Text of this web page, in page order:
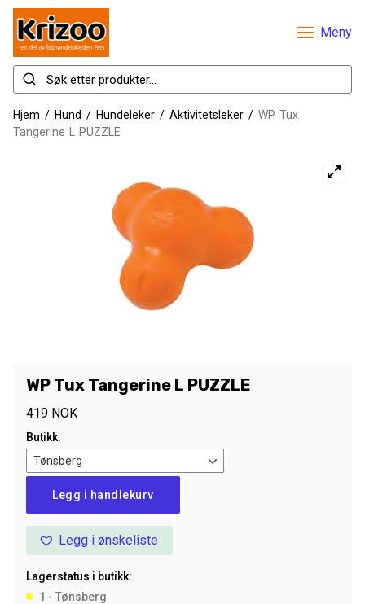
Meny
Hjem / Hund / Hundeleker / Aktivitetsleker / WP Tux
Tangerine L PUZZLE
WP Tux Tangerine L PUZZLE
419 NOK
Butikk:
Tangerine
antall
Legg i handlekurv
Legg i ønskeliste
Lagerstatus i butikk:
1 - Tønsberg